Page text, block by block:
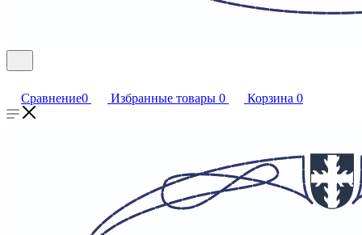
Сравнение0 Избранные товары 0 Корзина 0